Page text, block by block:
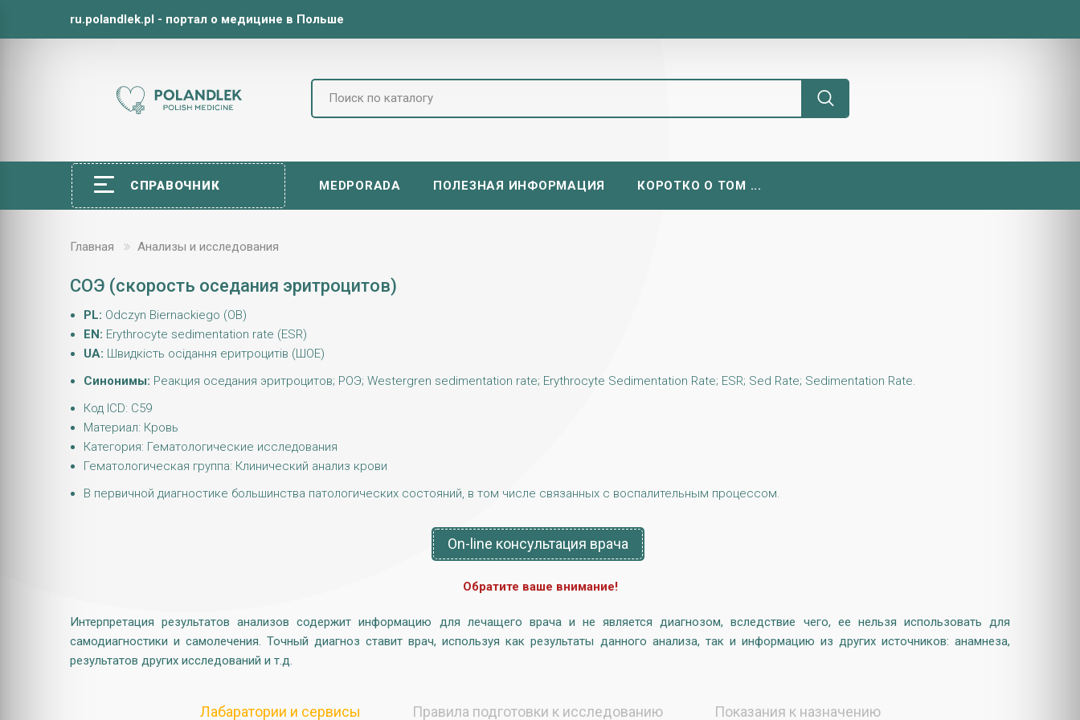
ru.polandlek.pl - портал о медицине в Польше
СПРАВОЧНИК MEDPORADA ПОЛЕЗНАЯ ИНФОРМАЦИЯ КОРОТКО О ТОМ ...
Главная Анализы и исследования
СОЭ (скорость оседания эритроцитов)
PL: Odczyn Biernackiego (OB)
EN: Erythrocyte sedimentation rate (ESR)
UA: Швидкість осідання еритроцитів (ШОЕ)
Синонимы: Реакция оседания эритроцитов; РОЭ; Westergren sedimentation rate; Erythrocyte Sedimentation Rate; ESR; Sed Rate; Sedimentation Rate.
Код ICD: C59
Материал: Кровь
Категория: Гематологические исследования
Гематологическая группа: Клинический анализ крови
В первичной диагностике большинства патологических состояний, в том числе связанных с воспалительным процессом.
On-line консультация врача
Обратите ваше внимание!
Интерпретация результатов анализов содержит информацию для лечащего врача и не является диагнозом, вследствие чего, ее нельзя использовать для
самодиагностики и самолечения. Точный диагноз ставит врач, используя как результаты данного анализа, так и информацию из других источников: анамнеза,
результатов других исследований и т.д.
Лабаратории и сервисы Правила подготовки к исследованию Показания к назначению